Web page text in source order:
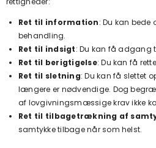
Ret til information: Du kan bede
behandling.
Ret til indsigt: Du kan få adgang
Ret til berigtigelse: Du kan få
Ret til sletning: Du kan få slettet
længere er nødvendige. Dog
af lovgivningsmæssige krav ikke
Ret til tilbagetrækning af
samtykke tilbage når som helst.